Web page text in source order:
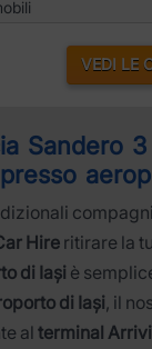
VEDI LE
Sandero 3
Hire ritirare la
di Iași è
di Iași, il
al terminal Arrivi